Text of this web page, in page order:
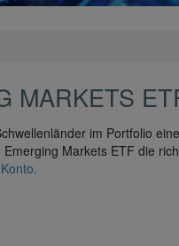
MARKETS
im Portfolio
Markets ETF die